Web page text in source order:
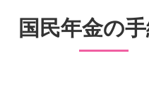
国民年金の